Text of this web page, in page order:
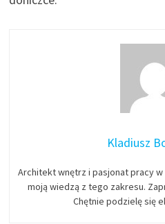
Kladiusz
Architekt wnętrz i pasjonat pracy
moją wiedzą z tego zakresu.
Chętnie podzielę się